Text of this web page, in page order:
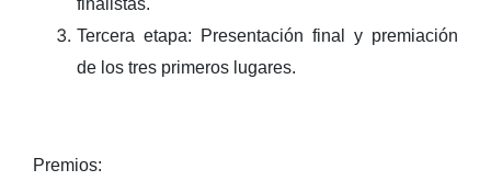
Tercera etapa: Presentación final y premiación
de los tres primeros lugares.
Premios: